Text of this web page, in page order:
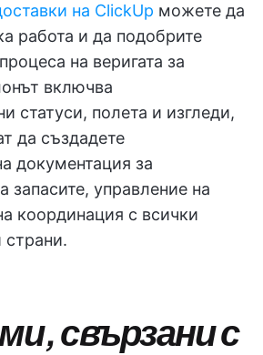
на ClickUp можете да
работа и да подобрите
на веригата за
включва
статуси, полета и изгледи,
да създадете
документация за
запасите, управление на
координация с всички
страни.
свързани с